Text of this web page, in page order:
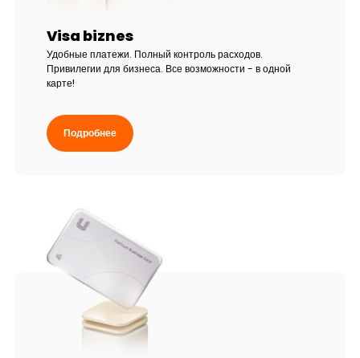
Связь с банком
Visa biznes
Удобные платежи. Полный контроль расходов.
Привилегии для бизнеса. Все возможности - в одной
карте!
Подробнее